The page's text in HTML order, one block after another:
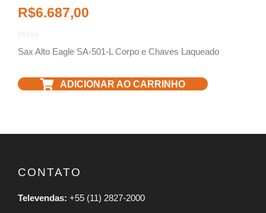
R$6.687,00
Sax Alto Eagle SA-501-L Corpo e Chaves Laqueado
ADICIONAR AO CARRINHO
CONTATO
Televendas: +55 (11) 2827-2000